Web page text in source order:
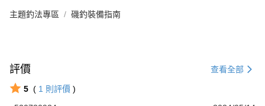
主題釣法專區 磯釣裝備指南
評價 查看全部
5 ( 1 則評價 )